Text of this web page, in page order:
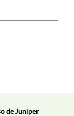
de Juniper